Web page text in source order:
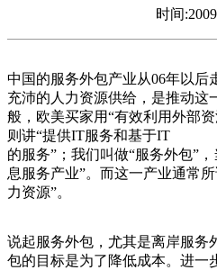
时间
中国的服务外包产业从06年以后
充沛的人力资源供给，是推动这
般，欧美买家用“有效利用外部
则讲“提供IT服务和基于IT
的服务”；我们叫做“服务外包”
息服务产业”。而这一产业通常
力资源”。
说起服务外包，尤其是离岸服务
包的目标是为了降低成本。进一